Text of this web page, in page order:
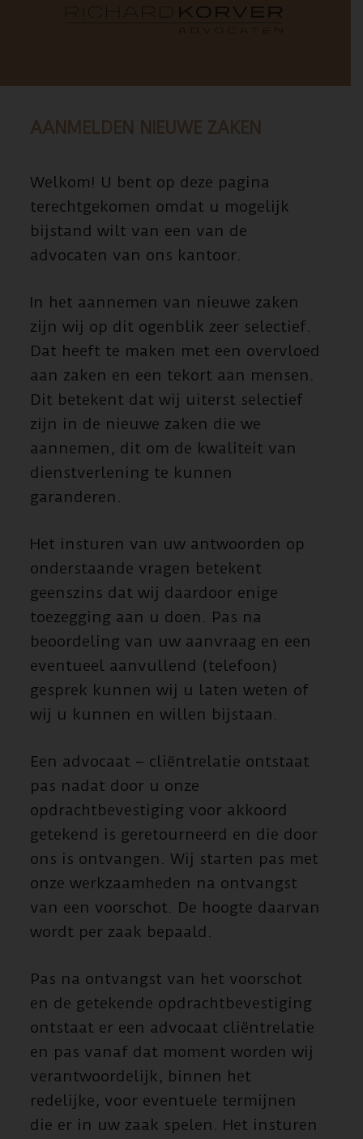
AANMELDEN NIEUWE ZAKEN
Welkom! U bent op deze pagina
terechtgekomen omdat u mogelijk
bijstand wilt van een van de
advocaten van ons kantoor.
In het aannemen van nieuwe zaken
zijn wij op dit ogenblik zeer selectief.
Dat heeft te maken met een overvloed
aan zaken en een tekort aan mensen.
Dit betekent dat wij uiterst selectief
zijn in de nieuwe zaken die we
aannemen, dit om de kwaliteit van
dienstverlening te kunnen
garanderen.
Het insturen van uw antwoorden op
onderstaande vragen betekent
geenszins dat wij daardoor enige
toezegging aan u doen. Pas na
beoordeling van uw aanvraag en een
eventueel aanvullend (telefoon)
gesprek kunnen wij u laten weten of
wij u kunnen en willen bijstaan.
Een advocaat – cliëntrelatie ontstaat
pas nadat door u onze
opdrachtbevestiging voor akkoord
getekend is geretourneerd en die door
ons is ontvangen. Wij starten pas met
onze werkzaamheden na ontvangst
van een voorschot. De hoogte daarvan
wordt per zaak bepaald.
Pas na ontvangst van het voorschot
en de getekende opdrachtbevestiging
ontstaat er een advocaat cliëntrelatie
en pas vanaf dat moment worden wij
verantwoordelijk, binnen het
redelijke, voor eventuele termijnen
die er in uw zaak spelen. Het insturen